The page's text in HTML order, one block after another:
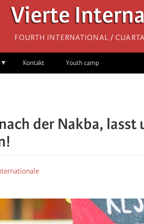
Vierte
Fourth International /
Kontakt Youth camp
der Nakba,